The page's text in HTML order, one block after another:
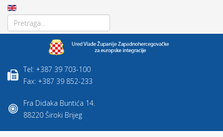
Tel: +387 39 703-100
Fax: +387 39 852-233
Fra Didaka Buntića 14.
88220 Široki Brijeg